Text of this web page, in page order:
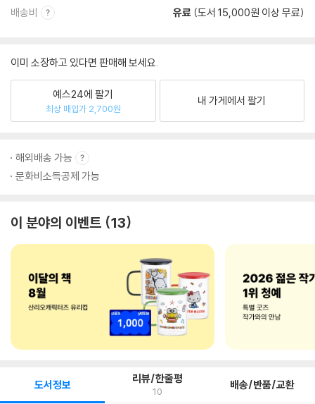
배송비 유료 (도서 15,000원 이상 무료)
이미 소장하고 있다면 판매해 보세요.
예스24에 팔기
최상 매입가 2,700원
내 가게에서 팔기
해외배송 가능
문화비소득공제 가능
이 분야의 이벤트 13
도서정보 리뷰/한줄평
10 배송/반품/교환